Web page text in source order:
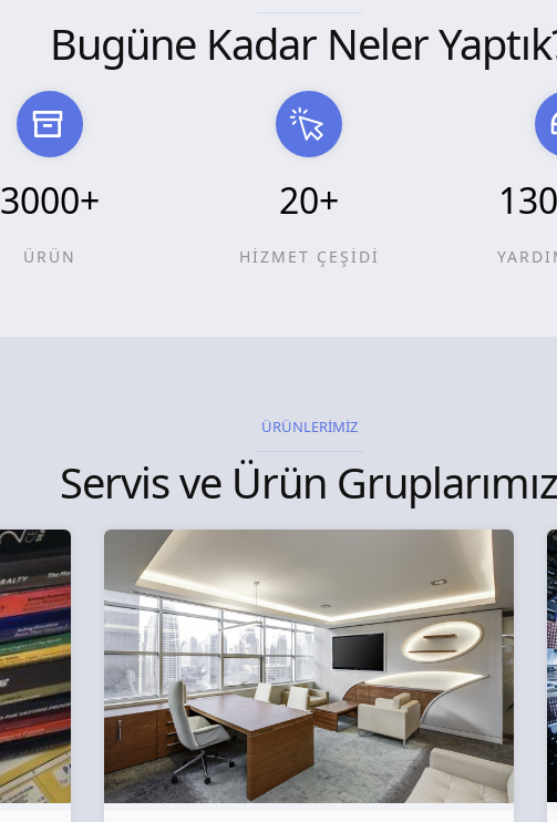
Bugüne Kadar Neler
3000+
ÜRÜN
20+
HİZMET ÇEŞİDİ
ÜRÜNLERİMİZ
Servis ve Ürün Gruplarımız